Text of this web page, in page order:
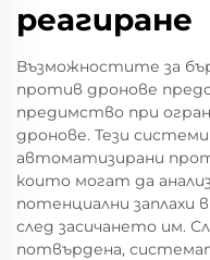
реагиране
Възможностите за
против дронове
предимство при
дронове. Тези
автоматизирани
които могат да
потенциални заплахи
след засичането им.
потвърдена,